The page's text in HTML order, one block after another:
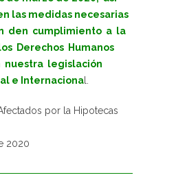
las medidas necesarias
den cumplimiento a la
Derechos Humanos
nuestra legislación
e Internacional.
por la Hipotecas
2020